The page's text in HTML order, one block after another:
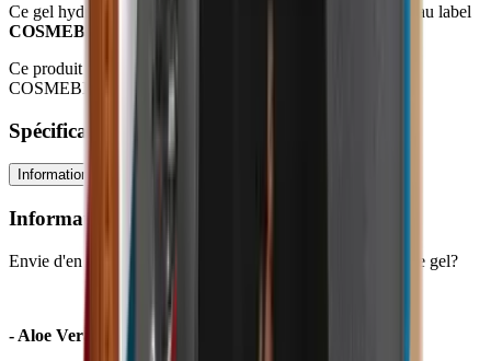
Ce gel hydratant est achetable avec des
grâce au label
COSMEBIO
Ce produit est achetable en éco-chèques car il est labéllisé
COSMEBIO.
Spécifications
Informations techniques
Informations techniques
Envie d'en savoir plus sur les bienfaits des composants de ce gel?
- Aloe Vera